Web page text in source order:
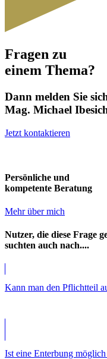
Fragen zu
einem Thema?
Dann melden Sie
Mag. Michael
Jetzt kontaktieren
Persönliche und
kompetente Beratung
Mehr über mich
Nutzer, die diese Frage
suchten auch nach....
Kann man den Pflichtteil
Ist eine Enterbung